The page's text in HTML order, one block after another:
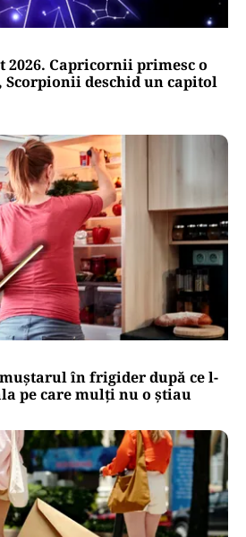
2026. Capricornii primesc o
Scorpionii deschid un capitol
în frigider după ce l-
pe care mulți nu o știau